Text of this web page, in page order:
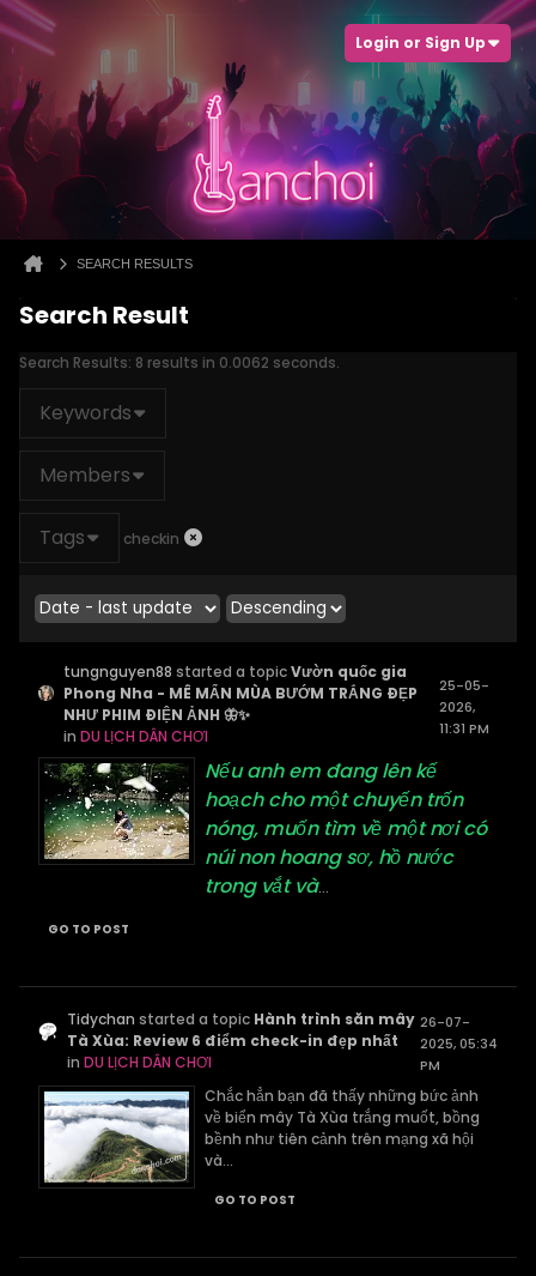
Login or Sign Up
SEARCH RESULTS
Search Result
Search Results: 8 results in 0.0062 seconds.
Keywords
Members
Tags checkin
tungnguyen88 started a topicVườn quốc gia
Phong Nha - MÊ MẨN MÙA BƯỚM TRẮNG ĐẸP
NHƯ PHIM ĐIỆN ẢNH 🦋✨
inDU LỊCH DÂN CHƠI
25-05-
2026,
11:31 PM
Nếu anh em đang lên kế
hoạch cho một chuyến trốn
nóng, muốn tìm về một nơi có
núi non hoang sơ, hồ nước
trong vắt và...
GO TO POST
Tidychan started a topic Hành trình săn mây
Tà Xùa: Review 6 điểm check-in đẹp nhất
inDU LỊCH DÂN CHƠI
26-07-
2025, 05:34
PM
Chắc hẳn bạn đã thấy những bức ảnh
về biển mây Tà Xùa trắng muốt, bồng
bềnh như tiên cảnh trên mạng xã hội
và...
GO TO POST